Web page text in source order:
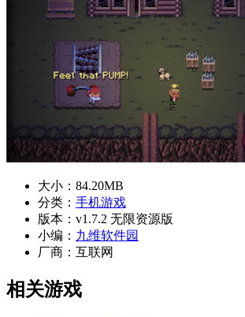
大小： 84.20MB
分类： 手机游戏
版本： v1.7.2 无限资源版
小编： 九维软件园
厂商： 互联网
相关游戏